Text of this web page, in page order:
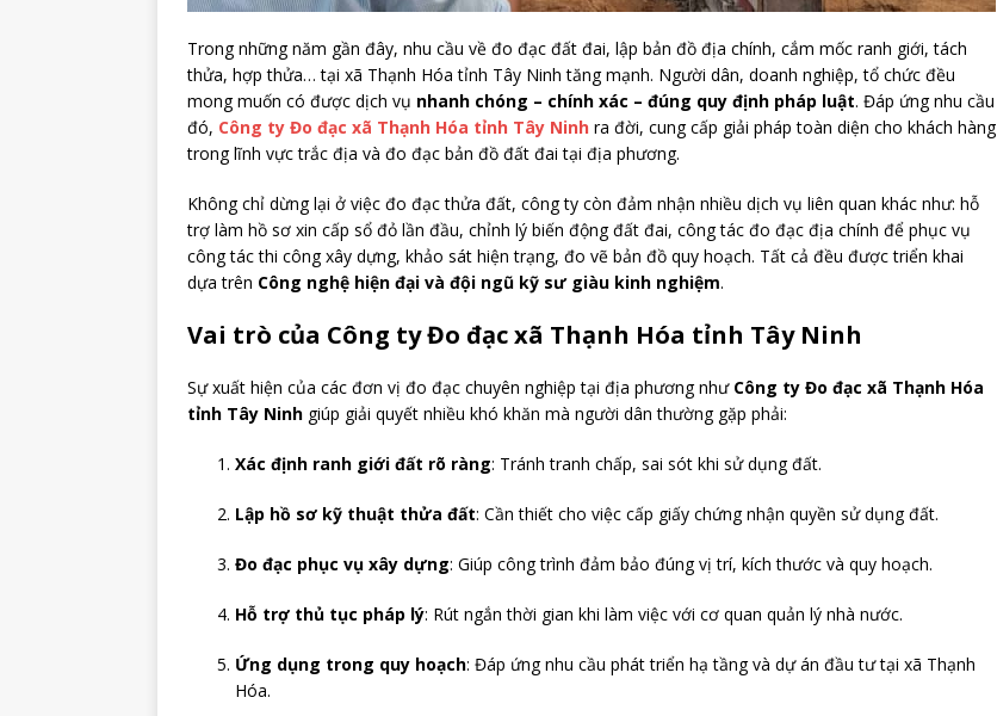
Trong những năm gần đây, nhu cầu về đo đạc đất đai, lập bản đồ địa chính, cắm mốc ranh giới, tách
thửa, hợp thửa… tại xã Thạnh Hóa tỉnh Tây Ninh tăng mạnh. Người dân, doanh nghiệp, tổ chức đều
mong muốn có được dịch vụ nhanh chóng – chính xác – đúng quy định pháp luật. Đáp ứng nhu cầu
đó, Công ty Đo đạc xã Thạnh Hóa tỉnh Tây Ninh ra đời, cung cấp giải pháp toàn diện cho khách hàng
trong lĩnh vực trắc địa và đo đạc bản đồ đất đai tại địa phương.
Không chỉ dừng lại ở việc đo đạc thửa đất, công ty còn đảm nhận nhiều dịch vụ liên quan khác như: hỗ
trợ làm hồ sơ xin cấp sổ đỏ lần đầu, chỉnh lý biến động đất đai, công tác đo đạc địa chính để phục vụ
công tác thi công xây dựng, khảo sát hiện trạng, đo vẽ bản đồ quy hoạch. Tất cả đều được triển khai
dựa trên Công nghệ hiện đại và đội ngũ kỹ sư giàu kinh nghiệm.
Vai trò của Công ty Đo đạc xã Thạnh Hóa tỉnh Tây Ninh
Sự xuất hiện của các đơn vị đo đạc chuyên nghiệp tại địa phương như Công ty Đo đạc xã Thạnh Hóa
tỉnh Tây Ninh giúp giải quyết nhiều khó khăn mà người dân thường gặp phải:
Xác định ranh giới đất rõ ràng: Tránh tranh chấp, sai sót khi sử dụng đất.
Lập hồ sơ kỹ thuật thửa đất: Cần thiết cho việc cấp giấy chứng nhận quyền sử dụng đất.
Đo đạc phục vụ xây dựng: Giúp công trình đảm bảo đúng vị trí, kích thước và quy hoạch.
Hỗ trợ thủ tục pháp lý: Rút ngắn thời gian khi làm việc với cơ quan quản lý nhà nước.
Ứng dụng trong quy hoạch: Đáp ứng nhu cầu phát triển hạ tầng và dự án đầu tư tại xã Thạnh
Hóa.